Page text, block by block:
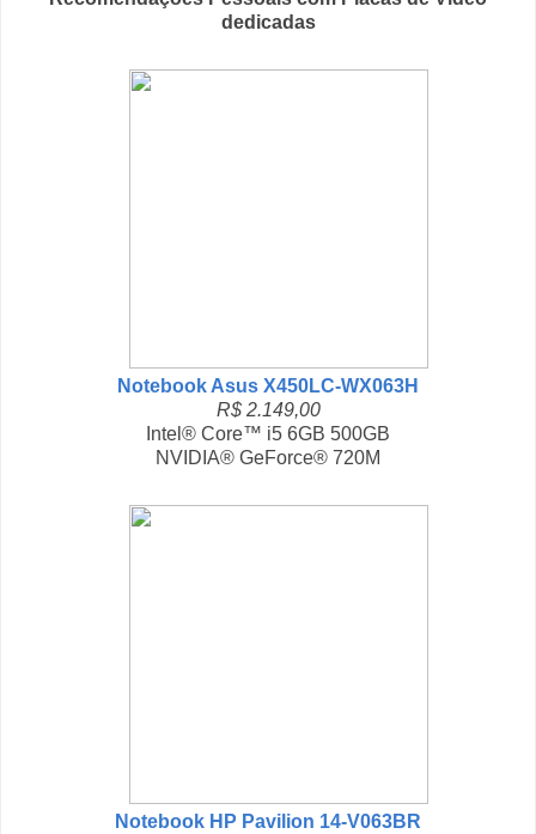
dedicadas
Notebook Asus X450LC-WX063H
R$ 2.149,00
Intel® Core™ i5 6GB 500GB
NVIDIA® GeForce® 720M
Notebook HP Pavilion 14-V063BR